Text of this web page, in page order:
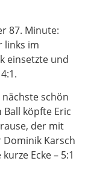
87. Minute:
links im
einsetzte und
schön
köpfte Eric
der mit
Karsch
Ecke – 5:1